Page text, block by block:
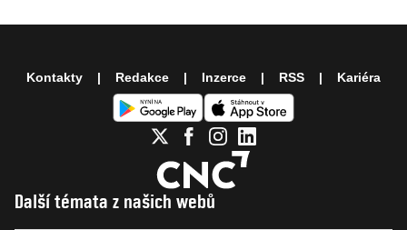
Další témata z našich webů
Kontakty Redakce Inzerce RSS Kariéra